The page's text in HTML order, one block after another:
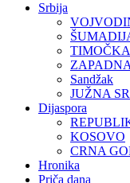
Srbija
Sandžak
JUŽNA
Dijaspora
KOSOVO
CRNA
Hronika
Priča dana